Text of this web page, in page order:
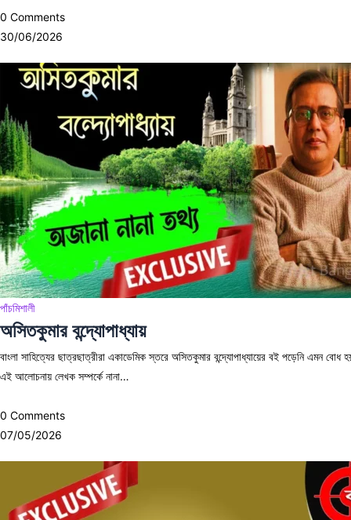
0 Comments
30/06/2026
পাঁচমিশালী
অসিতকুমার বন্দ্যোপাধ্যায়
বাংলা সাহিত্যের ছাত্রছাত্রীরা একাডেমিক স্তরে অসিতকুমার বন্দ্যোপাধ্যায়ের বই পড়েনি এমন
এই আলোচনায় লেখক সম্পর্কে নানা…
0 Comments
07/05/2026